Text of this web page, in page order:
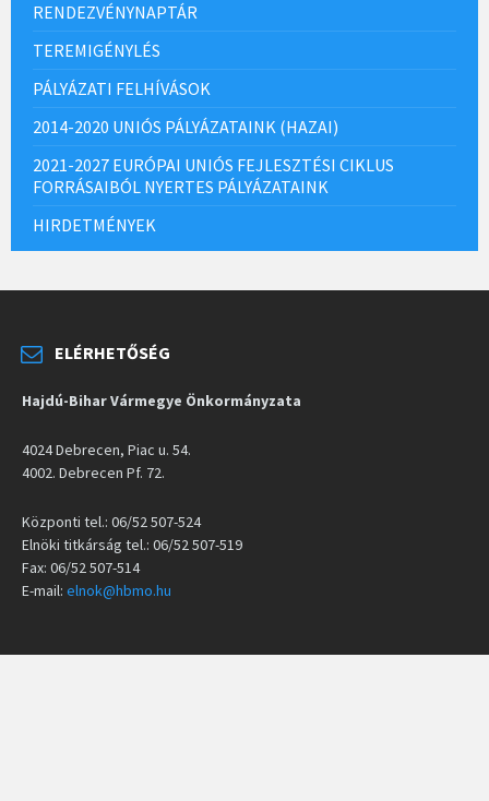
RENDEZVÉNYNAPTÁR
TEREMIGÉNYLÉS
PÁLYÁZATI FELHÍVÁSOK
2014-2020 UNIÓS PÁLYÁZATAINK (HAZAI)
2021-2027 EURÓPAI UNIÓS FEJLESZTÉSI CIKLUS
FORRÁSAIBÓL NYERTES PÁLYÁZATAINK
HIRDETMÉNYEK
ELÉRHETŐSÉG
Hajdú-Bihar Vármegye Önkormányzata
4024 Debrecen, Piac u. 54.
4002. Debrecen Pf. 72.
Központi tel.: 06/52 507-524
Elnöki titkárság tel.: 06/52 507-519
Fax: 06/52 507-514
E-mail: elnok@hbmo.hu